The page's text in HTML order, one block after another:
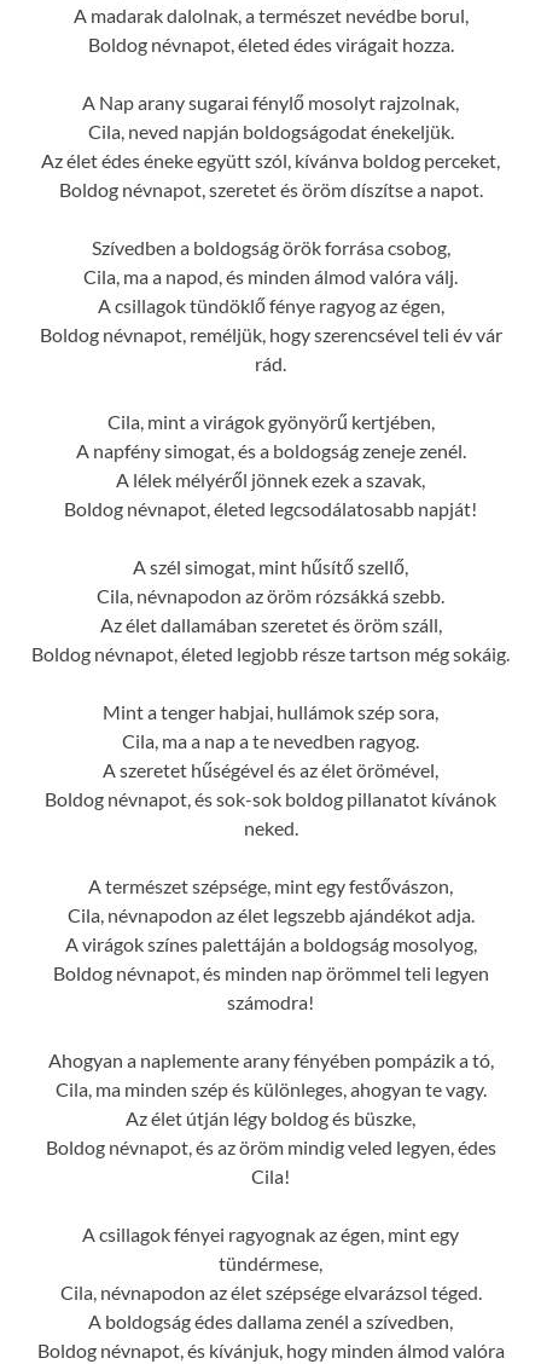
A madarak dalolnak, a természet nevédbe borul,
Boldog névnapot, életed édes virágait hozza.
A Nap arany sugarai fénylő mosolyt rajzolnak,
Cila, neved napján boldogságodat énekeljük.
Az élet édes éneke együtt szól, kívánva boldog perceket,
Boldog névnapot, szeretet és öröm díszítse a napot.
Szívedben a boldogság örök forrása csobog,
Cila, ma a napod, és minden álmod valóra válj.
A csillagok tündöklő fénye ragyog az égen,
Boldog névnapot, reméljük, hogy szerencsével teli év vár
rád.
Cila, mint a virágok gyönyörű kertjében,
A napfény simogat, és a boldogság zeneje zenél.
A lélek mélyéről jönnek ezek a szavak,
Boldog névnapot, életed legcsodálatosabb napját!
A szél simogat, mint hűsítő szellő,
Cila, névnapodon az öröm rózsákká szebb.
Az élet dallamában szeretet és öröm száll,
Boldog névnapot, életed legjobb része tartson még sokáig.
Mint a tenger habjai, hullámok szép sora,
Cila, ma a nap a te nevedben ragyog.
A szeretet hűségével és az élet örömével,
Boldog névnapot, és sok-sok boldog pillanatot kívánok
neked.
A természet szépsége, mint egy festővászon,
Cila, névnapodon az élet legszebb ajándékot adja.
A virágok színes palettáján a boldogság mosolyog,
Boldog névnapot, és minden nap örömmel teli legyen
számodra!
Ahogyan a naplemente arany fényében pompázik a tó,
Cila, ma minden szép és különleges, ahogyan te vagy.
Az élet útján légy boldog és büszke,
Boldog névnapot, és az öröm mindig veled legyen, édes
Cila!
A csillagok fényei ragyognak az égen, mint egy
tündérmese,
Cila, névnapodon az élet szépsége elvarázsol téged.
A boldogság édes dallama zenél a szívedben,
Boldog névnapot, és kívánjuk, hogy minden álmod valóra